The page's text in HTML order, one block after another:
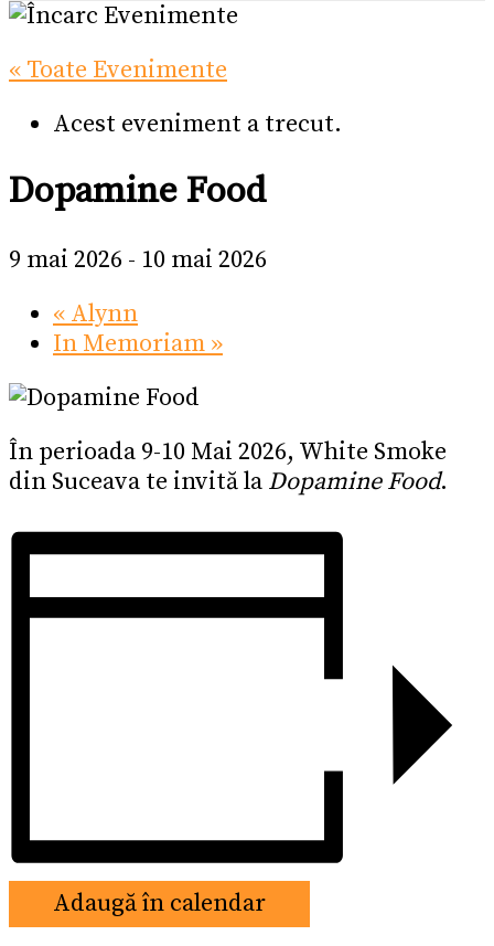
« Toate Evenimente
Acest eveniment a trecut.
Dopamine Food
9 mai 2026 - 10 mai 2026
« Alynn
In Memoriam »
În perioada 9-10 Mai 2026, White Smoke
din Suceava te invită la Dopamine Food.
Adaugă în calendar